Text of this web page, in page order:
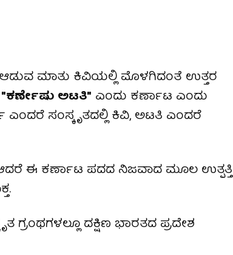
ಮಾತು ಕಿವಿಯಲ್ಲಿ ಮೊಳಗಿದಂತೆ ಉತ್ತರ
"ಕರ್ಣೇಷು ಅಟತಿ" ಎಂದು ಕರ್ಣಾಟ ಎಂದು
ಎಂದರೆ ಸಂಸ್ಕೃತದಲ್ಲಿ ಕಿವಿ, ಅಟತಿ ಎಂದರೆ
ಈ ಕರ್ಣಾಟ ಪದದ ನಿಜವಾದ ಮೂಲ ಉತ್ಪತ್ತಿ
ಗ್ರಂಥಗಳಲ್ಲೂ ದಕ್ಷಿಣ ಭಾರತದ ಪ್ರದೇಶ